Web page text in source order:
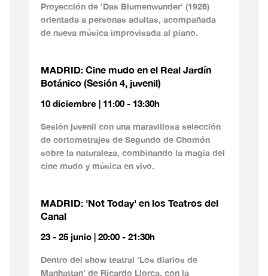
Proyección de 'Das Blumenwunder' (1926)
orientada a personas adultas, acompañada
de nueva música improvisada al piano.
MADRID: Cine mudo en el Real Jardín
Botánico (Sesión 4, juvenil)
10 diciembre | 11:00 - 13:30h
Sesión juvenil con una maravillosa selección
de cortometrajes de Segundo de Chomón
sobre la naturaleza, combinando la magia del
cine mudo y música en vivo.
MADRID: 'Not Today' en los Teatros del
Canal
23 - 25 junio | 20:00 - 21:30h
Dentro del show teatral 'Los diarios de
Manhattan' de Ricardo Llorca, con la